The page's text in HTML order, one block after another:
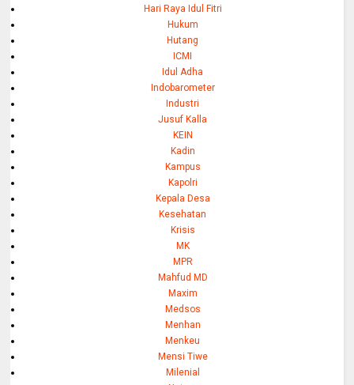
Hari Raya Idul Fitri
Hukum
Hutang
ICMI
Idul Adha
Indobarometer
Industri
Jusuf Kalla
KEIN
Kadin
Kampus
Kapolri
Kepala Desa
Kesehatan
Krisis
MK
MPR
Mahfud MD
Maxim
Medsos
Menhan
Menkeu
Mensi Tiwe
Milenial